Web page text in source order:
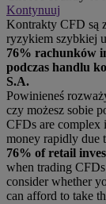
Kontynuuj
Kontrakty CFD są
ryzykiem szybkiej
76% rachunków
podczas handlu
S.A.
Powinieneś
czy możesz sobie
CFDs are complex
money rapidly due
76% of retail
when trading
consider whether
can afford to take